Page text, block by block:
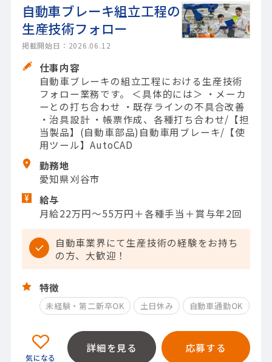
自動車ブレーキ組立工程の
生産技術フォロー
掲載開始日：2026.06.12
仕事内容
自動車ブレーキの組立工程における生産技術
フォロー業務です。 ＜具体的には＞ ・メーカ
ーとの打ち合わせ ・既存ラインの不具合改善
・治具設計 ・帳票作成、各種打ち合わせ/【担
当製品】(自動車部品)自動車用ブレーキ/【使
用ツール】AutoCAD
勤務地
愛知県刈谷市
給与
月給22万円～55万円＋各種手当＋賞与年2回
自動車業界にて生産技術の経験をお持ち
の方、大歓迎！
特徴
未経験・第二新卒OK 土日休み 自動車通勤OK
詳細を見る 応募する